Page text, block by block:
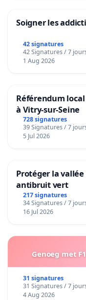
Soigner les
42 signatures
42 Signatures / 7
1 Aug 2026
Référendum
à Vitry-sur-Seine
728 signatures
39 Signatures / 7
5 Jul 2026
Protéger la
antibruit vert
217 signatures
34 Signatures / 7
16 Jul 2026
Genoeg met
31 signatures
31 Signatures / 7
4 Aug 2026